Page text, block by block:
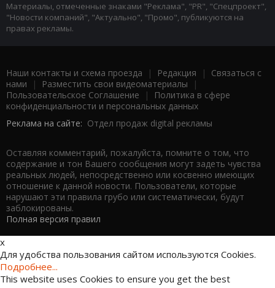
Материалы, отмеченные знаками "Реклама", "PR", "Спецпроект",
"Новости компаний", "Актуально", "Промо", публикуются на
правах рекламы.
Наши контакты и схема проезда | Редакция | Связаться с
нами | Разместить свои видеоматериалы |
Пользовательское Соглашение |
Политика в сфере
конфиденциальности и персональных данных
Реклама на сайте: Отдел продаж digital рекламы
Оставляя комментарий, пожалуйста, помните о том, что
содержание и тон Вашего сообщения могут задеть чувства
реальных людей, непосредственно или косвенно имеющих
отношение к данной новости. Пользователи, которые
нарушают эти правила грубо или систематически, будут
заблокированы.
Полная версия правил
x
Для удобства пользования сайтом используются Cookies.
Подробнее...
This website uses Cookies to ensure you get the best